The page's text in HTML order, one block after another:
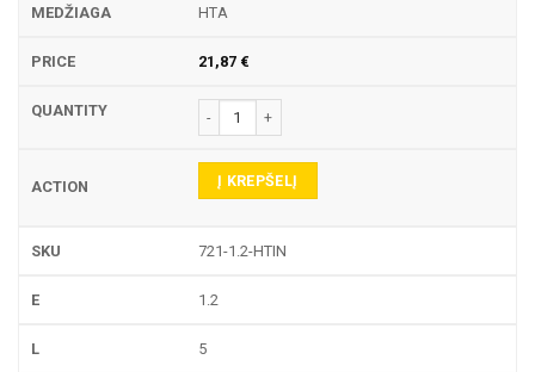
HTA
21,87 €
produkto kiekis: 721 TEKINIMO PLOKŠTELĖ
Į KREPŠELĮ
721-1.2-HTIN
1.2
5